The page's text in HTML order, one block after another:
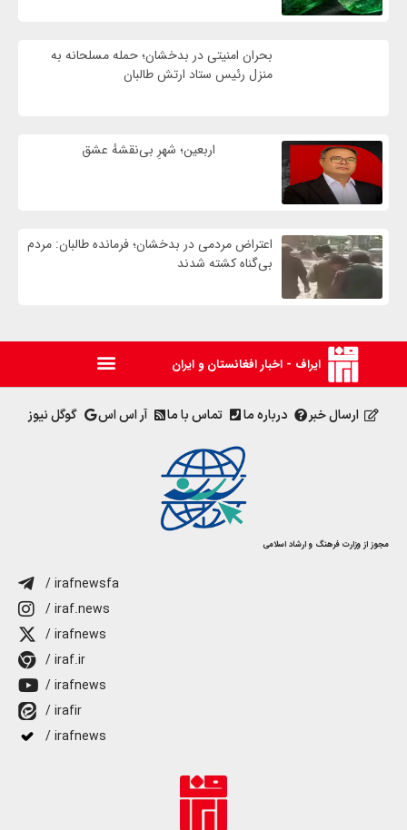
بحران امنیتی در بدخشان؛ حمله مسلحانه به
منزل رئیس ستاد ارتش طالبان
اربعین؛ شهرِ بی‌نقشهٔ عشق
اعتراض مردمی در بدخشان؛ فرمانده طالبان: مردم
بی‌گناه کشته شدند
ایراف - اخبار افغانستان و ایران
ارسال خبر درباره ما تماس با ما آر اس اس گوگل نیوز
مجوز از وزارت فرهنگ و ارشاد اسلامی
/ irafnewsfa
/ iraf.news
/ irafnews
/ iraf.ir
/ irafnews
/ irafir
/ irafnews